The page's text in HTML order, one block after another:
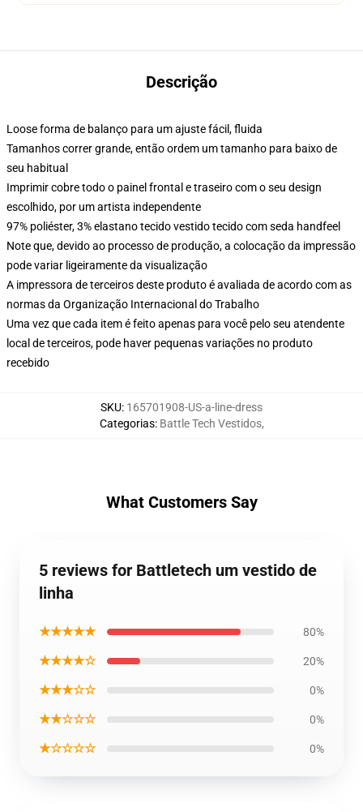
Descrição
Loose forma de balanço para um ajuste fácil, fluida
Tamanhos correr grande, então ordem um tamanho para baixo de
seu habitual
Imprimir cobre todo o painel frontal e traseiro com o seu design
escolhido, por um artista independente
97% poliéster, 3% elastano tecido vestido tecido com seda handfeel
Note que, devido ao processo de produção, a colocação da impressão
pode variar ligeiramente da visualização
A impressora de terceiros deste produto é avaliada de acordo com as
normas da Organização Internacional do Trabalho
Uma vez que cada item é feito apenas para você pelo seu atendente
local de terceiros, pode haver pequenas variações no produto
recebido
SKU: 165701908-US-a-line-dress
Categorias: Battle Tech Vestidos,
What Customers Say
5 reviews for Battletech um vestido de
linha
★★★★★ 80%
★★★★☆ 20%
★★★☆☆ 0%
★★☆☆☆ 0%
★☆☆☆☆ 0%